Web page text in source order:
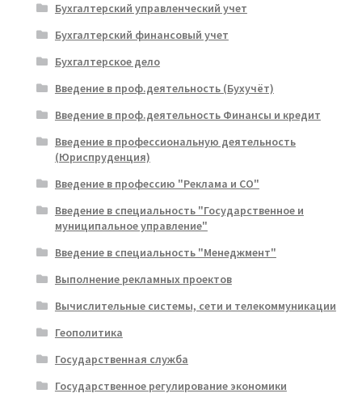
Бухгалтерский управленческий учет
Бухгалтерский финансовый учет
Бухгалтерское дело
Введение в проф.деятельность (Бухучёт)
Введение в проф.деятельность Финансы и кредит
Введение в профессиональную деятельность
(Юриспруденция)
Введение в профессию "Реклама и СО"
Введение в специальность "Государственное и
муниципальное управление"
Введение в специальность "Менеджмент"
Выполнение рекламных проектов
Вычислительные системы, сети и телекоммуникации
Геополитика
Государственная служба
Государственное регулирование экономики